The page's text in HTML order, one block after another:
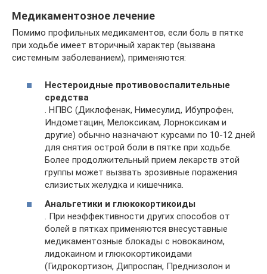
Медикаментозное лечение
Помимо профильных медикаментов, если боль в пятке
при ходьбе имеет вторичный характер (вызвана
системным заболеванием), применяются:
Нестероидные противовоспалительные
средства
. НПВС (Диклофенак, Нимесулид, Ибупрофен,
Индометацин, Мелоксикам, Лорноксикам и
другие) обычно назначают курсами по 10-12 дней
для снятия острой боли в пятке при ходьбе.
Более продолжительный прием лекарств этой
группы может вызвать эрозивные поражения
слизистых желудка и кишечника.
Анальгетики и глюкокортикоиды
. При неэффективности других способов от
болей в пятках применяются внесуставные
медикаментозные блокады с новокаином,
лидокаином и глюкокортикоидами
(Гидрокортизон, Дипроспан, Преднизолон и